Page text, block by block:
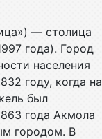
— столица
года). Город
населения
году, когда на
был
года Акмола
городом. В